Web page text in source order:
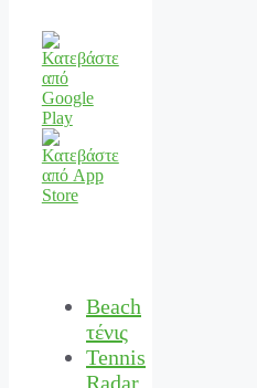
Beach
τένις
Tennis
Radar